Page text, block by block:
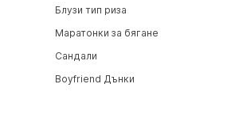
Блузи тип риза
Маратонки за бягане
Сандали
Boyfriend Дънки